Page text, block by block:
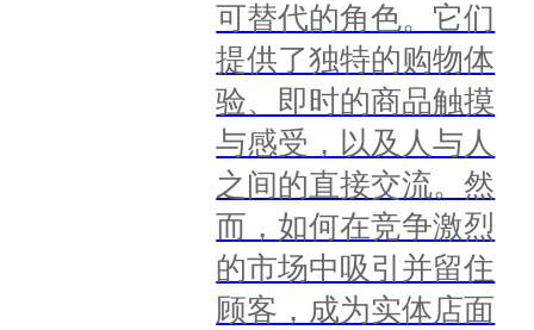
可替代的角色。它们
提供了独特的购物体
验、即时的商品触摸
与感受，以及人与人
之间的直接交流。然
而，如何在竞争激烈
的市场中吸引并留住
顾客，成为实体店面